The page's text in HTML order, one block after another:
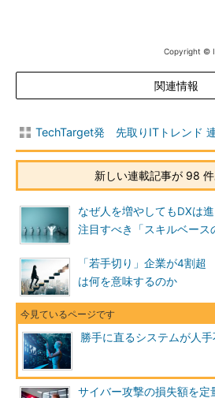
Copyright ©
関連情報
TechTarget発 先取りITトレンド
新しい連載記事が 98
なぜ人を増やしてもDXは
注目すべき「スキルベース
「若手切り」企業が4割
は何を意味するのか
勝手に直るシステムが人
サイバー攻撃の損失額を定